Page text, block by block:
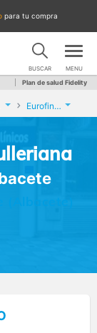
para tu compra
BUSCAR MENU
Plan de salud Fidelity
Eurofins Análisis Clínicos Albacete